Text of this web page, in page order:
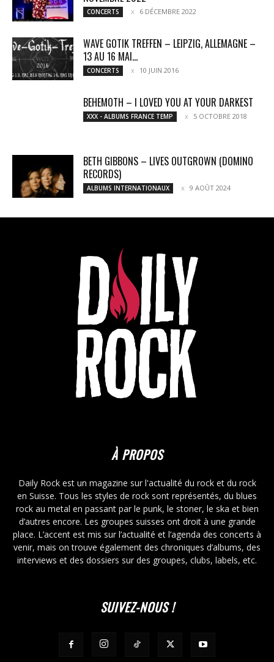
CONCERTS 6 DÉCEMBRE 2022
WAVE GOTIK TREFFEN – LEIPZIG, ALLEMAGNE –
13 AU 16 MAI...
CONCERTS 10 JUIN 2016
BEHEMOTH – I LOVED YOU AT YOUR DARKEST
XXX - ALBUMS FRANCE TEMP 5 OCTOBRE 2018
BETH GIBBONS – LIVES OUTGROWN (DOMINO
RECORDS)
ALBUMS INTERNATIONAUX 9 AOÛT 2024
À PROPOS
Daily Rock est un magazine sur l'actualité du rock et du rock
en Suisse. Tous les styles de rock sont représentés, du blues
rock au metal en passant par le punk, le stoner, le ska et bien
d’autres encore. Les groupes suisses ont droit à une grande
place. L’accent est mis sur l’actualité et l’agenda des concerts à
venir, mais on trouve également des chroniques d’albums, des
interviews et des dossiers sur des groupes, clubs, labels, etc.
SUIVEZ-NOUS !